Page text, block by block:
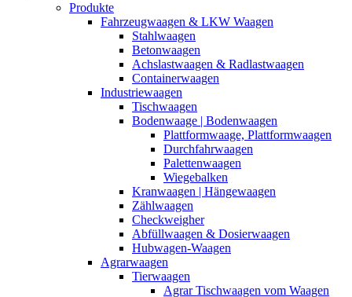
Produkte
Fahrzeugwaagen & LKW Waagen
Stahlwaagen
Betonwaagen
Achslastwaagen & Radlastwaagen
Containerwaagen
Industriewaagen
Tischwaagen
Bodenwaage | Bodenwaagen
Plattformwaage, Plattformwaagen
Durchfahrwaagen
Palettenwaagen
Wiegebalken
Kranwaagen | Hängewaagen
Zählwaagen
Checkweigher
Abfüllwaagen & Dosierwaagen
Hubwagen-Waagen
Agrarwaagen
Tierwaagen
Agrar Tischwaagen vom Waagen